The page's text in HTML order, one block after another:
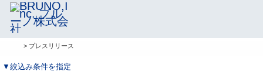
> プレスリリース
▼絞込み条件を指定